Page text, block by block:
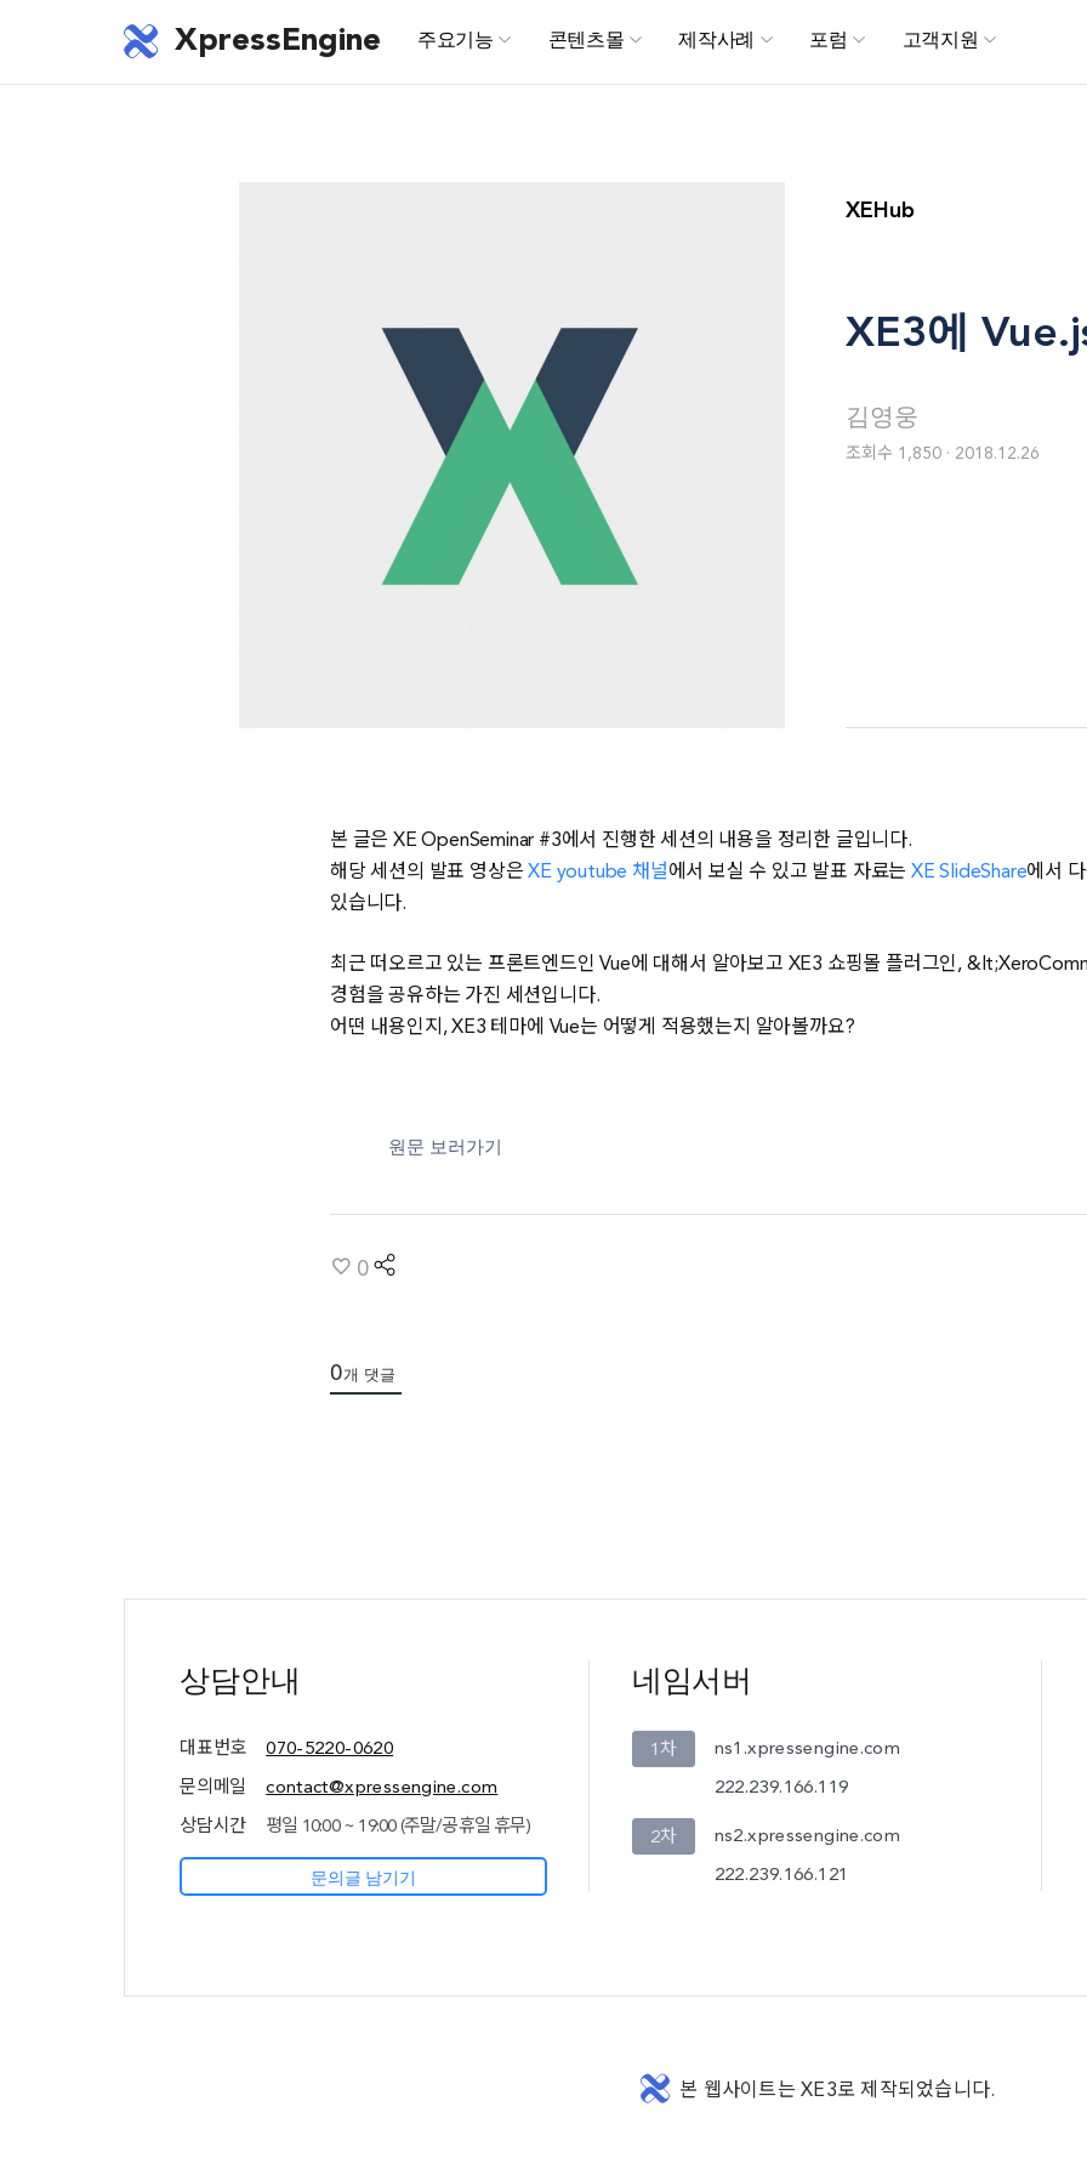
XpressEngine 주요기능 콘텐츠몰 제작사례 포럼 고객지원
XEHub
XE3에
김영웅
조회수 1,850 2018.12.26
본 글은 XE OpenSeminar #3에서 진행한 세션의 내용을 정리한 글입니다.
해당 세션의 발표 영상은XE youtube 채널에서 보실 수 있고 발표 자료는XE SlideShare에서
있습니다.
최근 떠오르고 있는 프론트엔드인 Vue에 대해서 알아보고 XE3 쇼핑몰 플러그인,
경험을 공유하는 가진 세션입니다.
어떤 내용인지, XE3 테마에 Vue는 어떻게 적용했는지 알아볼까요?
원문 보러가기
0 share
0개 댓글
네임서버상담안내
대표번호 070-5220-0620
문의메일 contact@xpressengine.com
상담시간 평일 10:00 ~ 19:00 (주말/공휴일 휴무)
문의글 남기기
네임서버
1차 ns1.xpressengine.com
222.239.166.119
2차 ns2.xpressengine.com
222.239.166.121
본 웹사이트는 XE3로 제작되었습니다.